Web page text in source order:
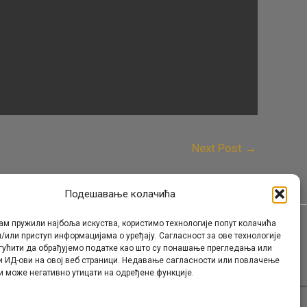
Подешавање колачића
пружили најбоља искуства, користимо технологије попут колачића
приступ информацијама о уређају. Сагласност за ове технологије
да обрађујемо податке као што су понашање прегледања или
ИД-ови на овој веб страници. Недавање сагласности или повлачење
може негативно утицати на одређене функције.
Next Post →
Контакт